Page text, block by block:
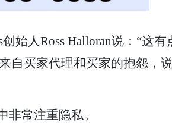
创始人Ross Halloran说：“这
自买家代理和买家的抱怨，
常注重隐私。